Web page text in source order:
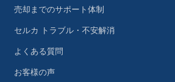
売却までのサポート体制
セルカ トラブル・不安解消
よくある質問
お客様の声